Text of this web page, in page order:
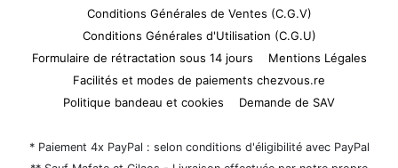
Conditions Générales de Ventes (C.G.V)
Conditions Générales d'Utilisation (C.G.U)
Formulaire de rétractation sous 14 jours
Mentions Légales
Facilités et modes de paiements chezvous.re
Politique bandeau et cookies
Demande de SAV
* Paiement 4x PayPal : selon conditions d'éligibilité avec PayPal